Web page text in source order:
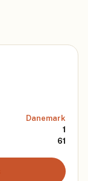
Danemark
1
61